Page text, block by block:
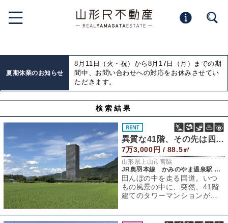
夏期休業のお知らせ
8月11日（火・祝）から8月17日（月）までの期
間中、お問い合わせへの対応をお休みさせてい
ただきます。
検索結果
異質な41階、その先は四季。
7万3,000円 / 88.5㎡
山形県上山市宮脇
JR奥羽本線 かみのやま温泉駅 徒歩26分
田んぼの中を走る国道。いつ
もの風景の中に、突然、41階
建てのタワーマンションが現